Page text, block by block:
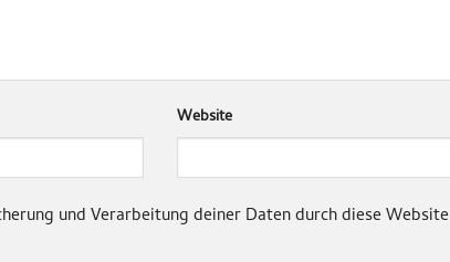
Website
und Verarbeitung deiner Daten durch diese Website